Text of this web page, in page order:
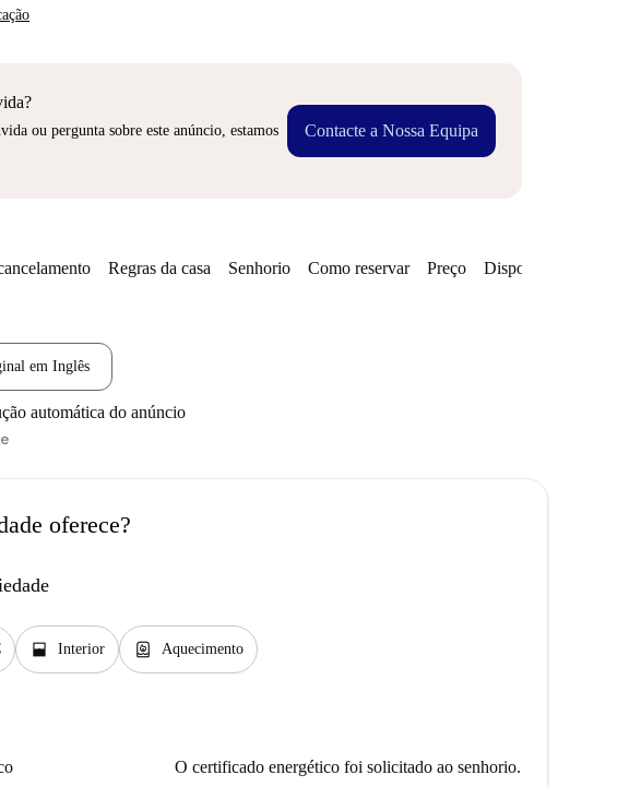
ou pergunta sobre este anúncio, estamos
Contacte a Nossa Equipa
Regras da casa Senhorio Como reservar Preço Disponibilidades
em Inglês
automática do anúncio
oferece?
window_open Interior water_heater Aquecimento
O certificado energético foi solicitado ao senhorio.